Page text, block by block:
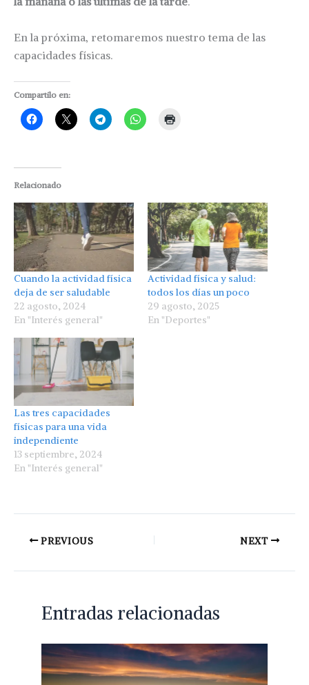
En la próxima, retomaremos nuestro tema de las
capacidades físicas.
Compartilo en:
Relacionado
Cuando la actividad física
deja de ser saludable
22 agosto, 2024
En "Interés general"
Actividad física y salud:
todos los días un poco
29 agosto, 2025
En "Deportes"
Las tres capacidades
físicas para una vida
independiente
13 septiembre, 2024
En "Interés general"
PREVIOUS NEXT
Entradas relacionadas